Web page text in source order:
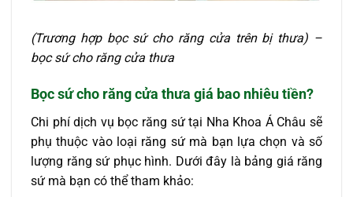
(Trương hợp bọc sứ cho răng cửa trên bị thưa) –
bọc sứ cho răng cửa thưa
Bọc sứ cho răng cửa thưa giá bao nhiêu tiền?
Chi phí dịch vụ bọc răng sứ tại Nha Khoa Á Châu sẽ
phụ thuộc vào loại răng sứ mà bạn lựa chọn và số
lượng răng sứ phục hình. Dưới đây là bảng giá răng
sứ mà bạn có thể tham khảo: